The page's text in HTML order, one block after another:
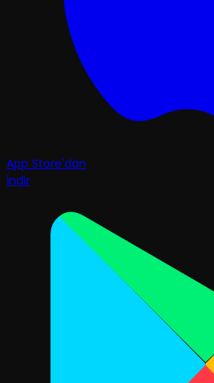
App Store'dan
İndir